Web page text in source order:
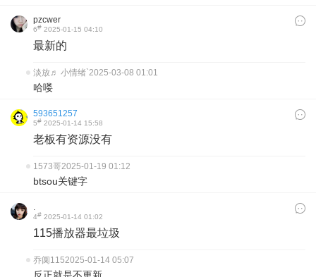
pzcwer
6# 2025-01-15 04:10
最新的
淡放♬ 小情绪`2025-03-08 01:01
哈喽
593651257
5# 2025-01-14 15:58
老板有资源没有
1573哥2025-01-19 01:12
btsou关键字
.
4# 2025-01-14 01:02
115播放器最垃圾
乔阒1152025-01-14 05:07